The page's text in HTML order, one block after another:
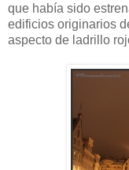
que había sido
edificios originarios
aspecto de ladrillo